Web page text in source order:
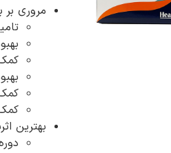
مروری
بهترین
دوره